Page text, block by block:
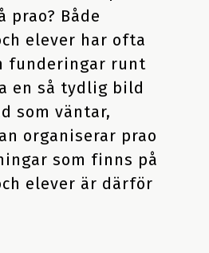
vårdnadshavare och elever
yrkesområden
och teknik)
verksamheter
(GR) stötta er
prao? Både
elever har ofta
funderingar runt
en så tydlig bild
som väntar,
organiserar prao
som finns på
elever är därför